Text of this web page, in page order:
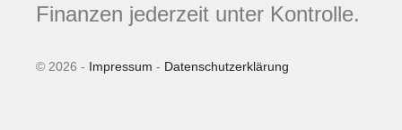
Finanzen jederzeit unter Kontrolle.
© 2026 - Impressum - Datenschutzerklärung